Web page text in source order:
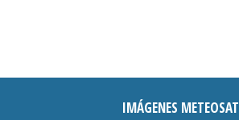
IMÁGENES METEOSAT